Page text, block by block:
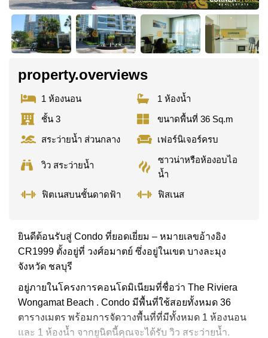
property.overviews
1 ห้องนอน
1 ห้องน้ำ
ชั้น 3
ขนาดพื้นที่ 36 Sq.m
สระว่ายน้ำ ส่วนกลาง
เฟอร์นิเจอร์ครบ
วิว สระว่ายน้ำ
ซาวน่าหรือห้องอบไอ
น้ำ
ฟิตเนสบนชั้นดาดฟ้า
ฟิสเนส
ยินดีต้อนรับสู่ Condo ที่ยอดเยี่ยม – หมายเลขอ้างอิง
CR1999 ตั้งอยู่ที่ วงศ์อมาตย์ ซึ่งอยู่ในเขต บางละมุง
จังหวัด ชลบุรี
อยู่ภายในโครงการคอนโดมิเนียมที่ชื่อว่า The Riviera
Wongamat Beach . Condo มีพื้นที่ใช้สอยทั้งหมด 36
ตารางเมตร พร้อมการจัดวางพื้นที่ที่มีทั้งหมด 1 ห้องนอน
และ 1 ห้องน้ำ จากยูนิตนี้คุณจะได้รับ วิว สระว่ายน้ำ.